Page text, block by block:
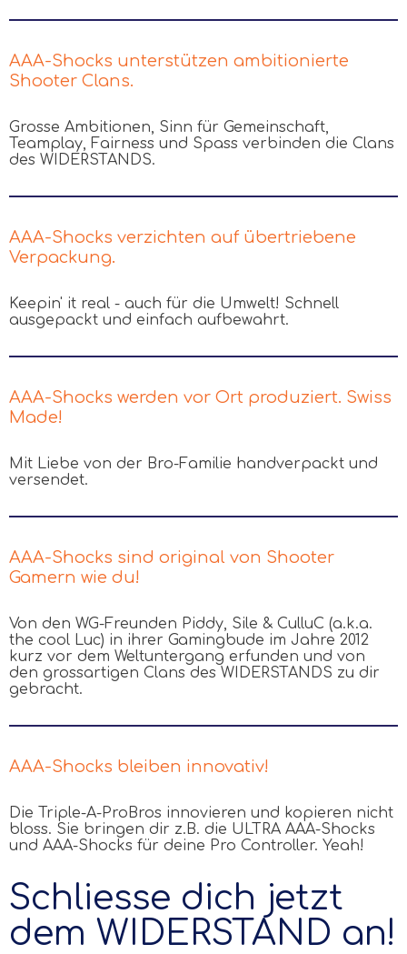
AAA-Shocks unterstützen ambitionierte
Shooter Clans.
Grosse Ambitionen, Sinn für Gemeinschaft,
Teamplay, Fairness und Spass verbinden die Clans
des WIDERSTANDS.
AAA-Shocks verzichten auf übertriebene
Verpackung.
Keepin' it real - auch für die Umwelt! Schnell
ausgepackt und einfach aufbewahrt.
AAA-Shocks werden vor Ort produziert. Swiss
Made!
Mit Liebe von der Bro-Familie handverpackt und
versendet.
AAA-Shocks sind original von Shooter
Gamern wie du!
Von den WG-Freunden Piddy, Sile & CulluC (a.k.a.
the cool Luc) in ihrer Gamingbude im Jahre 2012
kurz vor dem Weltuntergang erfunden und von
den grossartigen Clans des WIDERSTANDS zu dir
gebracht.
AAA-Shocks bleiben innovativ!
Die Triple-A-ProBros innovieren und kopieren nicht
bloss. Sie bringen dir z.B. die ULTRA AAA-Shocks
und AAA-Shocks für deine Pro Controller. Yeah!
Schliesse dich jetzt
dem WIDERSTAND an!